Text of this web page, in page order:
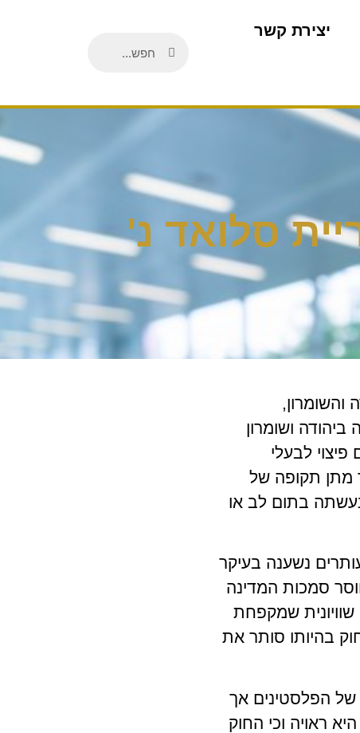
יצירת קשר
סלואד נ'
והשומרון,
ושומרון
לבעלי
מתן תקופה של
בתום לב או
נשענה בעיקר
סמכות המדינה
שוויונית שמקפחת
בהיותו סותר את
של הפלסטינים אך
ראויה וכי החוק